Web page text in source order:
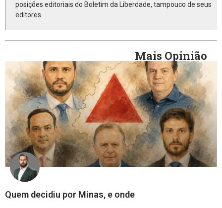
posições editoriais do Boletim da Liberdade, tampouco de seus
editores.
Mais Opinião
Quem decidiu por Minas, e onde